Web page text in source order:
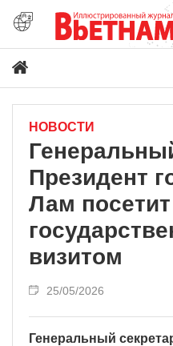
НОВОСТИ
Президент
Лам
визитом
25/05/2026
Генеральный